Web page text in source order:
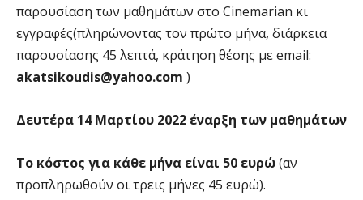
παρουσίαση των μαθημάτων στο Cinemarian κι
εγγραφές(πληρώνοντας τον πρώτο μήνα, διάρκεια
παρουσίασης 45 λεπτά, κράτηση θέσης με email:
akatsikoudis@yahoo.com )
Δευτέρα 14 Μαρτίου 2022 έναρξη των μαθημάτων
Το κόστος για κάθε μήνα είναι 50 ευρώ(αν
προπληρωθούν οι τρεις μήνες 45 ευρώ).